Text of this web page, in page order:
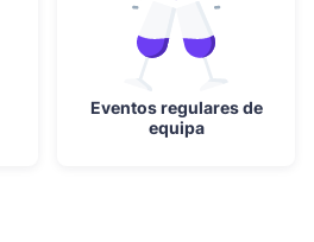
Eventos regulares de
equipa